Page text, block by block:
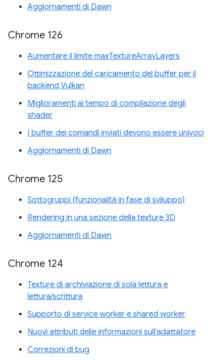
Aggiornamenti di Dawn
Chrome 126
Aumentare il limite maxTextureArrayLayers
Ottimizzazione del caricamento del buffer per il
backend Vulkan
Miglioramenti al tempo di compilazione degli
shader
I buffer dei comandi inviati devono essere univoci
Aggiornamenti di Dawn
Chrome 125
Sottogruppi (funzionalità in fase di sviluppo)
Rendering in una sezione della texture 3D
Aggiornamenti di Dawn
Chrome 124
Texture di archiviazione di sola lettura e
lettura/scrittura
Supporto di service worker e shared worker
Nuovi attributi delle informazioni sull'adattatore
Correzioni di bug